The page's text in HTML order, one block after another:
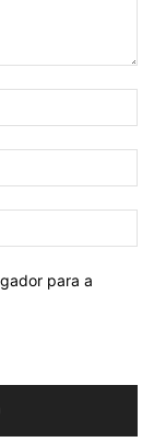
para a